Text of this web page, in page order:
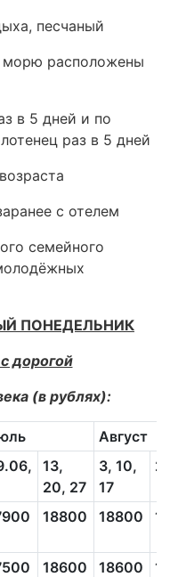
песчаный
морю расположены
в 5 дней и по
раз в 5 дней
с отелем
семейного
ПОНЕДЕЛЬНИК
дорогой
(в рублях):
Август
13,
20, 27
3, 10,
17
18800 18800
18600 18600